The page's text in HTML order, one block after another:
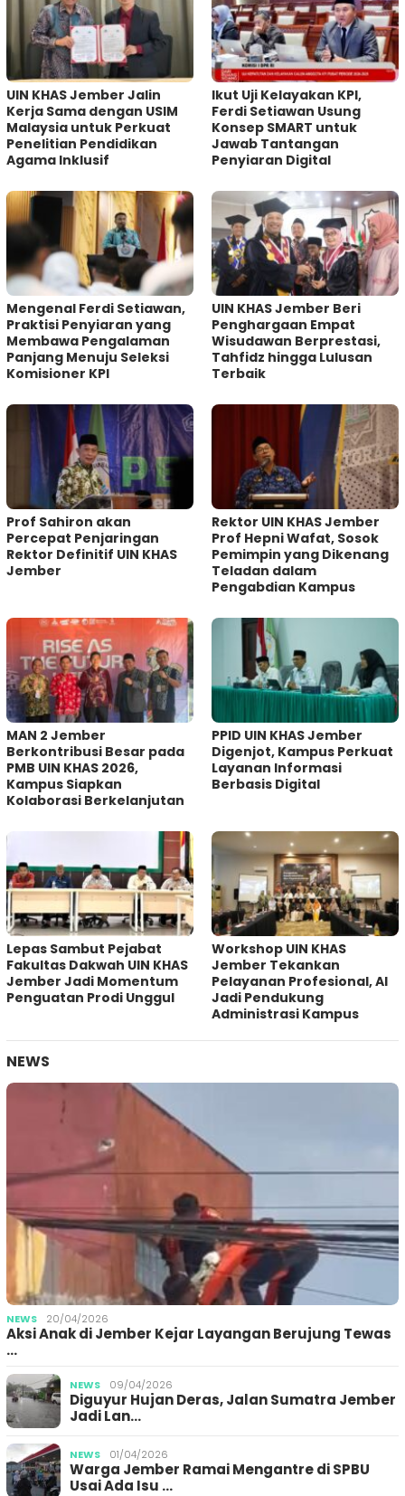
UIN KHAS Jember Jalin
Kerja Sama dengan USIM
Malaysia untuk Perkuat
Penelitian Pendidikan
Agama Inklusif
Ikut Uji Kelayakan KPI,
Ferdi Setiawan Usung
Konsep SMART untuk
Jawab Tantangan
Penyiaran Digital
Mengenal Ferdi Setiawan,
Praktisi Penyiaran yang
Membawa Pengalaman
Panjang Menuju Seleksi
Komisioner KPI
UIN KHAS Jember Beri
Penghargaan Empat
Wisudawan Berprestasi,
Tahfidz hingga Lulusan
Terbaik
Prof Sahiron akan
Percepat Penjaringan
Rektor Definitif UIN KHAS
Jember
Rektor UIN KHAS Jember
Prof Hepni Wafat, Sosok
Pemimpin yang Dikenang
Teladan dalam
Pengabdian Kampus
MAN 2 Jember
Berkontribusi Besar pada
PMB UIN KHAS 2026,
Kampus Siapkan
Kolaborasi Berkelanjutan
PPID UIN KHAS Jember
Digenjot, Kampus Perkuat
Layanan Informasi
Berbasis Digital
Lepas Sambut Pejabat
Fakultas Dakwah UIN KHAS
Jember Jadi Momentum
Penguatan Prodi Unggul
Workshop UIN KHAS
Jember Tekankan
Pelayanan Profesional, AI
Jadi Pendukung
Administrasi Kampus
NEWS
NEWS 20/04/2026
Aksi Anak di Jember Kejar Layangan Berujung Tewas
…
NEWS 09/04/2026
Diguyur Hujan Deras, Jalan Sumatra Jember
Jadi Lan…
NEWS 01/04/2026
Warga Jember Ramai Mengantre di SPBU
Usai Ada Isu …